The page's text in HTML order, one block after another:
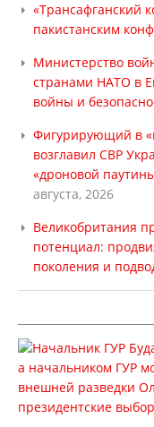
«Трансафганский
пакистанским
Министерство
странами НАТО в
войны и
Фигурирующий в
возглавил СВР
«дроновой
августа, 2026
Великобритания
потенциал:
поколения и